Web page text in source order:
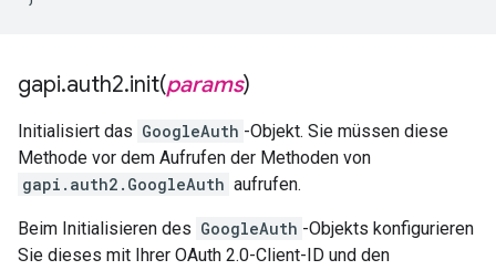
gapi.auth2.init(params)
Initialisiert das GoogleAuth -Objekt. Sie müssen diese
Methode vor dem Aufrufen der Methoden von
gapi.auth2.GoogleAuth aufrufen.
Beim Initialisieren des GoogleAuth -Objekts konfigurieren
Sie dieses mit Ihrer OAuth 2.0-Client-ID und den